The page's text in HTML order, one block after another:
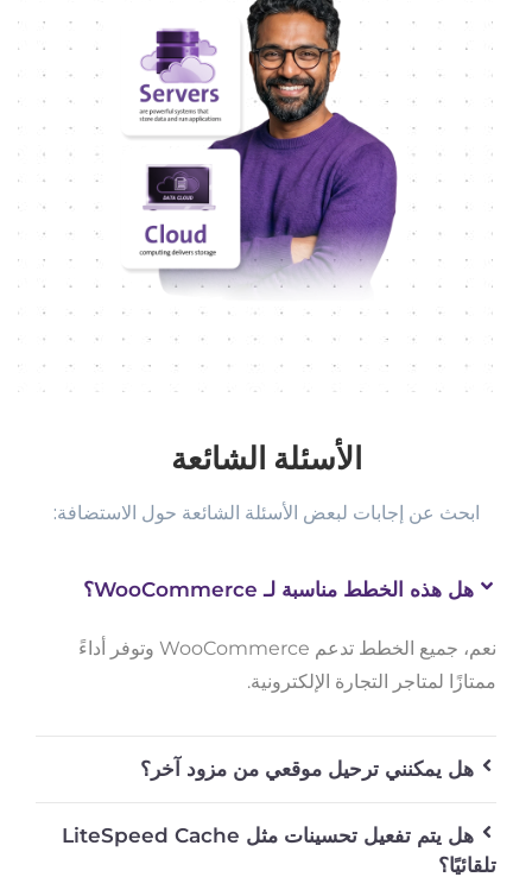
الأسئلة الشائعة
ابحث عن إجابات لبعض الأسئلة الشائعة حول الاستضافة:
هل هذه الخطط مناسبة لـ WooCommerce؟
نعم، جميع الخطط تدعم WooCommerce وتوفر أداءً
ممتازًا لمتاجر التجارة الإلكترونية.
هل يمكنني ترحيل موقعي من مزود آخر؟
هل يتم تفعيل تحسينات مثل LiteSpeed Cache
تلقائيًا؟